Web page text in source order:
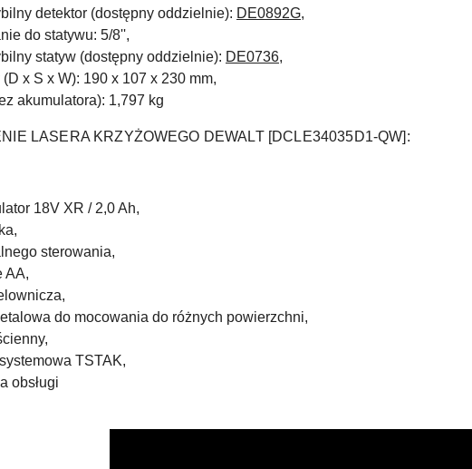
detektor (dostępny oddzielnie): DE0892G,
do statywu: 5/8'',
statyw (dostępny oddzielnie): DE0736,
x S x W): 190 x 107 x 230 mm,
akumulatora): 1,797 kg
LASERA KRZYŻOWEGO DEWALT [DCLE34035D1-QW] :
18V XR / 2,0 Ah,
sterowania,
AA,
do mocowania do różnych powierzchni,
TSTAK,
obsługi